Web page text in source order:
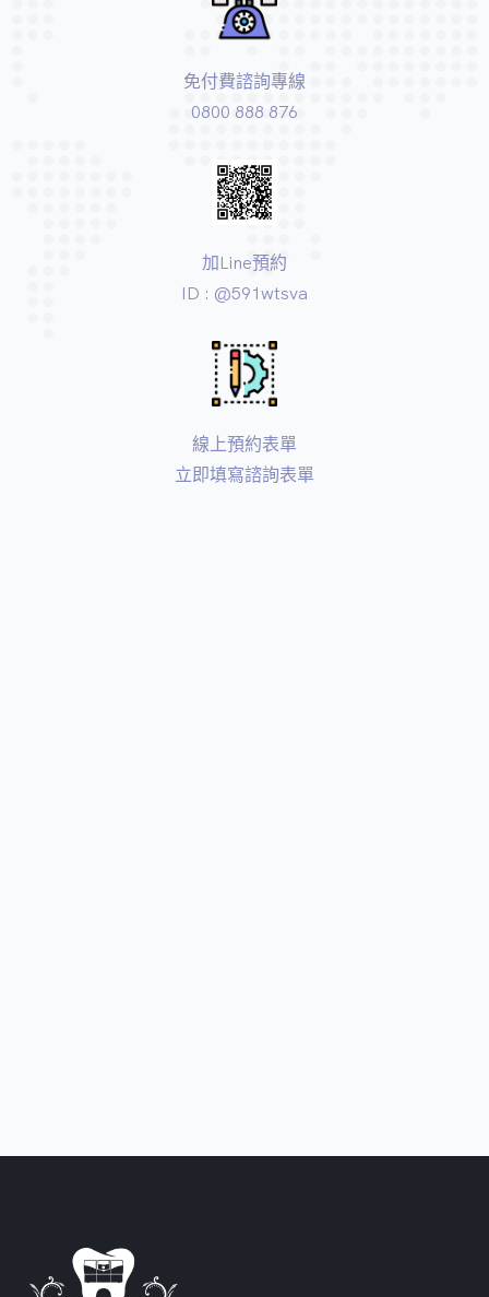
免付費諮詢專線
0800 888 876
加Line預約
ID : @591wtsva
線上預約表單
立即填寫諮詢表單